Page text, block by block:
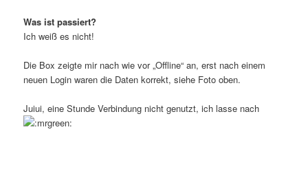
Was ist passiert?
Ich weiß es nicht!
Die Box zeigte mir nach wie vor „Offline“ an, erst nach einem
neuen Login waren die Daten korrekt, siehe Foto oben.
Juiui, eine Stunde Verbindung nicht genutzt, ich lasse nach